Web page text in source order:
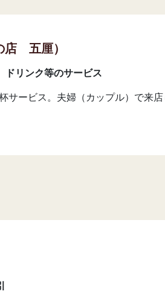
店 五厘）
ドリンク等のサービス
サービス。夫婦（カップル）で来